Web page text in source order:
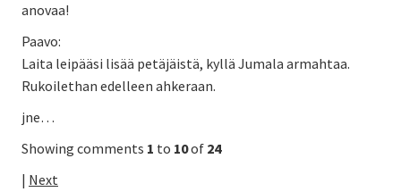
anovaa!
Paavo:
Laita leipääsi lisää petäjäistä, kyllä Jumala armahtaa.
Rukoilethan edelleen ahkeraan.
jne…
Showing comments 1 to 10of 24
| Next